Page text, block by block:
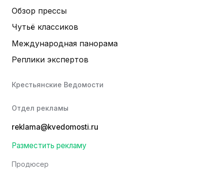
Обзор прессы
Чутьё классиков
Международная панорама
Реплики экспертов
Крестьянские Ведомости
Отдел рекламы
reklama@kvedomosti.ru
Разместить рекламу
Продюсер